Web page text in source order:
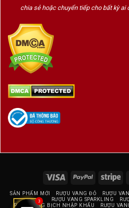
chia sẻ hoặc chuyển tiếp cho bất kỳ ai
Visa PayPal
SẢN PHẨM MỚI RƯỢU VANG ĐỎ RƯỢU
RƯỢU VANG SPARKLING
RƯỢU VANG BỊCH NHẬP KHẨU
RƯỢU
3